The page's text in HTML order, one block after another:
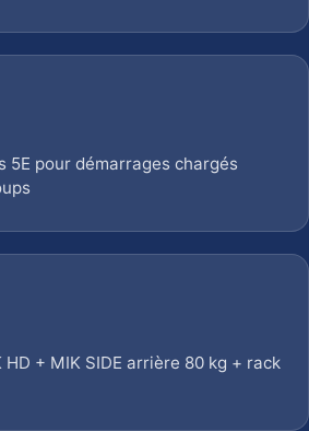
5E pour démarrages chargés
+ MIK SIDE arrière 80 kg + rack